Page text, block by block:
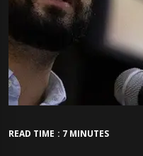
READ TIME : 7 MINUTES